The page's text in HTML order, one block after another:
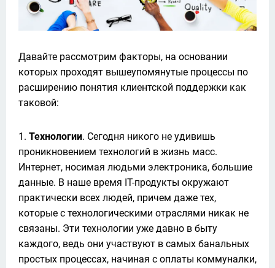
Давайте рассмотрим факторы, на основании
которых проходят вышеупомянутые процессы по
расширению понятия клиентской поддержки как
таковой:
Технологии. Сегодня никого не удивишь
проникновением технологий в жизнь масс.
Интернет, носимая людьми электроника, большие
данные. В наше время IT-продукты окружают
практически всех людей, причем даже тех,
которые с технологическими отраслями никак не
связаны. Эти технологии уже давно в быту
каждого, ведь они участвуют в самых банальных
простых процессах, начиная с оплаты коммуналки,